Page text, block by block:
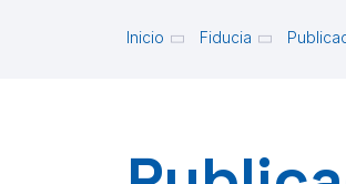
Inicio Fiducia